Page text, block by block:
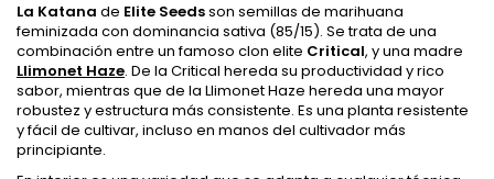
La Katana de Elite Seedsson semillas de marihuana
feminizada con dominancia sativa (85/15). Se trata de una
combinación entre un famoso clon elite Critical, y una madre
Llimonet Haze. De la Critical hereda su productividad y rico
sabor, mientras que de la Llimonet Haze hereda una mayor
robustez y estructura más consistente. Es una planta resistente
y fácil de cultivar, incluso en manos del cultivador más
principiante.